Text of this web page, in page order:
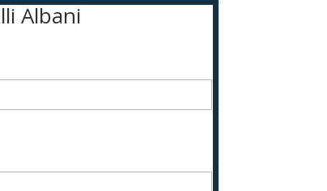
Albani